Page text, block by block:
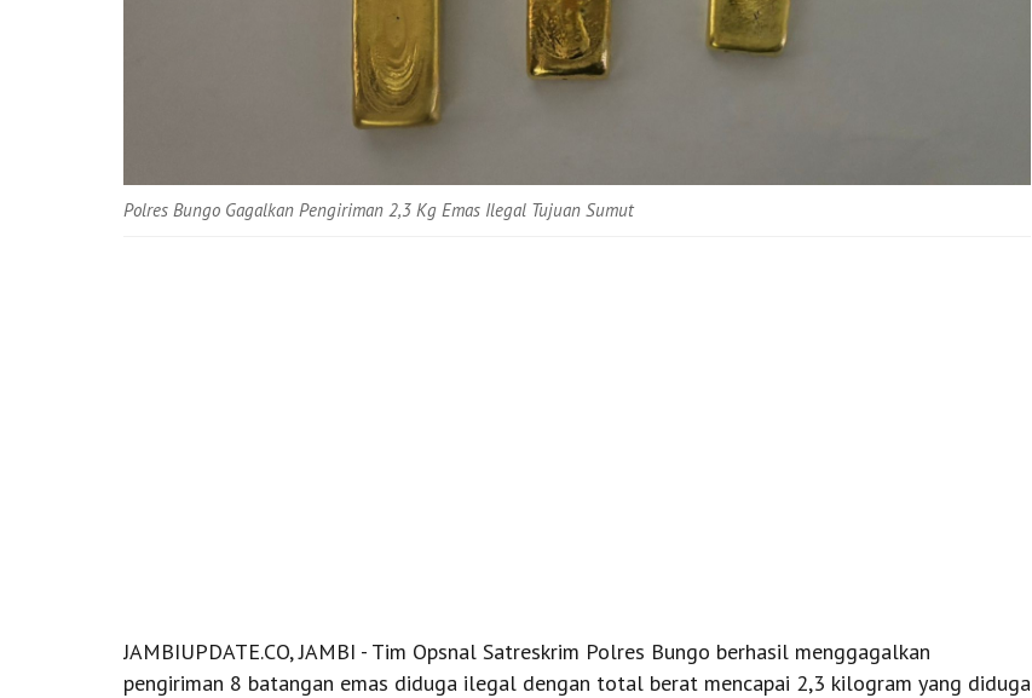
Polres Bungo Gagalkan Pengiriman 2,3 Kg Emas Ilegal Tujuan Sumut
JAMBIUPDATE.CO, JAMBI - Tim Opsnal Satreskrim Polres Bungo berhasil menggagalkan
pengiriman 8 batangan emas diduga ilegal dengan total berat mencapai 2,3 kilogram yang diduga